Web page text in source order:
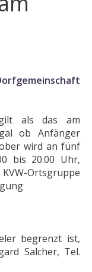
als das am
ob Anfänger
wird an fünf
bis 20.00 Uhr,
Ortsgruppe
begrenzt ist,
Salcher, Tel.